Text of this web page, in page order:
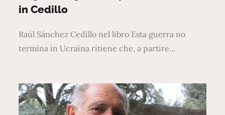
in Cedillo
Raúl Sánchez Cedillo nel libro Esta guerra no
termina in Ucraina ritiene che, a partire…